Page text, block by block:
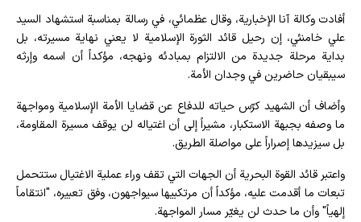
أفادت وکالة آنا الإخباریة، وقال عظمائي، في رسالة بمناسبة استشهاد السيد
علي خامنئي، إن رحيل قائد الثورة الإسلامية لا يعني نهاية مسيرته، بل
بداية مرحلة جديدة من الالتزام بمبادئه ونهجه، مؤكداً أن اسمه وإرثه
سيبقيان حاضرين في وجدان الأمة.
وأضاف أن الشهيد كرّس حياته للدفاع عن قضايا الأمة الإسلامية ومواجهة
ما وصفه بجبهة الاستكبار، مشيراً إلى أن اغتياله لن يوقف مسيرة المقاومة،
بل سيزيدها إصراراً على مواصلة الطريق.
واعتبر قائد القوة البحرية أن الجهات التي تقف وراء عملية الاغتيال ستتحمل
تبعات ما أقدمت عليه، مؤكداً أن مرتكبيها سيواجهون، وفق تعبيره، "انتقاماً
إلهياً" وأن ما حدث لن يغيّر مسار المواجهة.